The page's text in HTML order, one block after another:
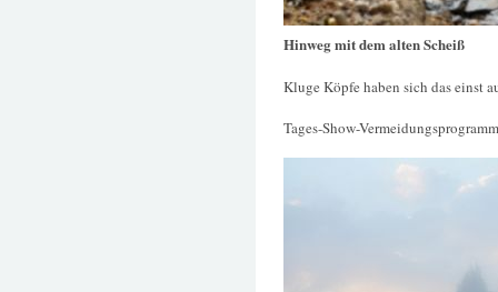
Hinweg mit dem alten Scheiß
Kluge Köpfe haben sich das einst
Tages-Show-